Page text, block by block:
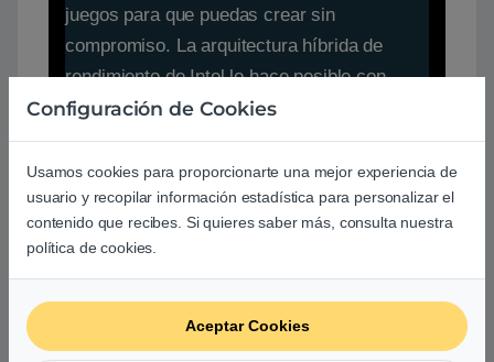
juegos para que puedas crear sin
compromiso. La arquitectura híbrida de
rendimiento de Intel lo hace posible con
hasta ocho núcleos de rendimiento y hasta
ocho núcleos eficientes.
Configuración de Cookies
Usamos cookies para proporcionarte una mejor experiencia de
usuario y recopilar información estadística para personalizar el
contenido que recibes. Si quieres saber más, consulta nuestra
política de cookies.
Aceptar Cookies